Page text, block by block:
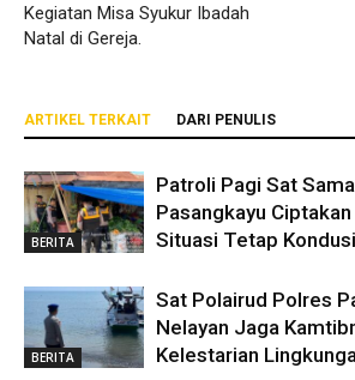
Kegiatan Misa Syukur Ibadah
Natal di Gereja.
ARTIKEL TERKAIT DARI PENULIS
BERITA
Patroli Pagi Sat
Pasangkayu
Situasi Tetap
BERITA
Sat Polairud Polres
Nelayan Jaga
Kelestarian